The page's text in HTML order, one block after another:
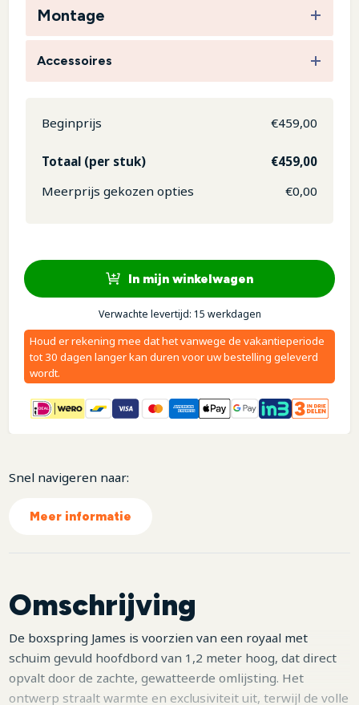
Montage
Accessoires
Meerprijs gekozen opties €0,00
Beginprijs €459,00
Totaal (per stuk) €459,00
In mijn winkelwagen
Verwachte levertijd: 15 werkdagen
Houd er rekening mee dat het vanwege de vakantieperiode
tot 30 dagen langer kan duren voor uw bestelling geleverd
wordt.
Snel navigeren naar:
Meer informatie
Omschrijving
De boxspring James is voorzien van een royaal met
schuim gevuld hoofdbord van 1,2 meter hoog, dat direct
opvalt door de zachte, gewatteerde omlijsting. Het
ontwerp straalt warmte en exclusiviteit uit, terwijl de volle